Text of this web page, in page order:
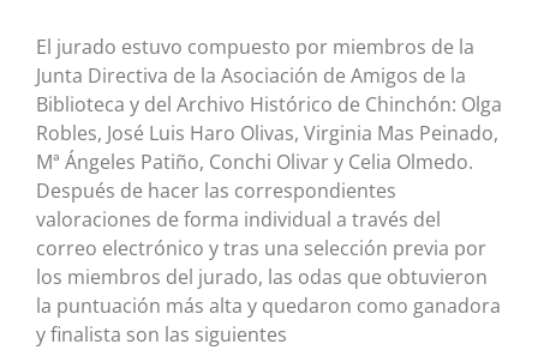
El jurado estuvo compuesto por miembros de la
Junta Directiva de la Asociación de Amigos de la
Biblioteca y del Archivo Histórico de Chinchón: Olga
Robles, José Luis Haro Olivas, Virginia Mas Peinado,
Mª Ángeles Patiño, Conchi Olivar y Celia Olmedo.
Después de hacer las correspondientes
valoraciones de forma individual a través del
correo electrónico y tras una selección previa por
los miembros del jurado, las odas que obtuvieron
la puntuación más alta y quedaron como ganadora
y finalista son las siguientes